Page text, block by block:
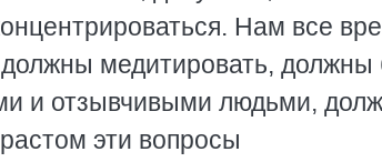
Нам все
медитировать, должны
и отзывчивыми людьми,
эти вопросы